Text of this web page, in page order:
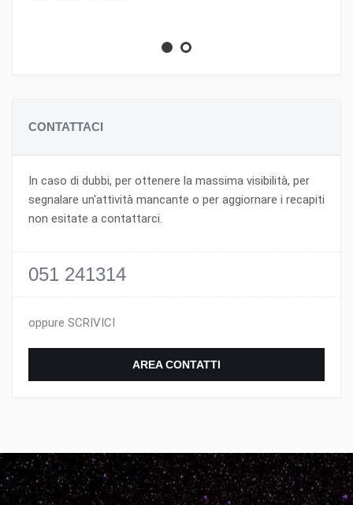
CONTATTACI
In caso di dubbi, per ottenere la massima visibilità, per
segnalare un'attività mancante o per aggiornare i recapiti
non esitate a contattarci.
051 241314
oppure SCRIVICI
AREA CONTATTI